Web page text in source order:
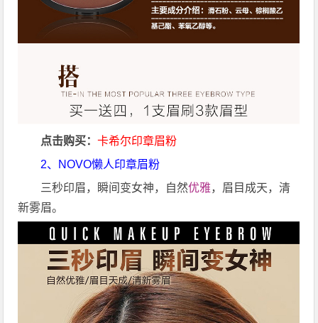
点击购买：卡希尔印章眉粉
2、 NOVO懒人印章眉粉
三秒印眉，瞬间变女神，自然优雅，眉目成天，清
新雾眉。